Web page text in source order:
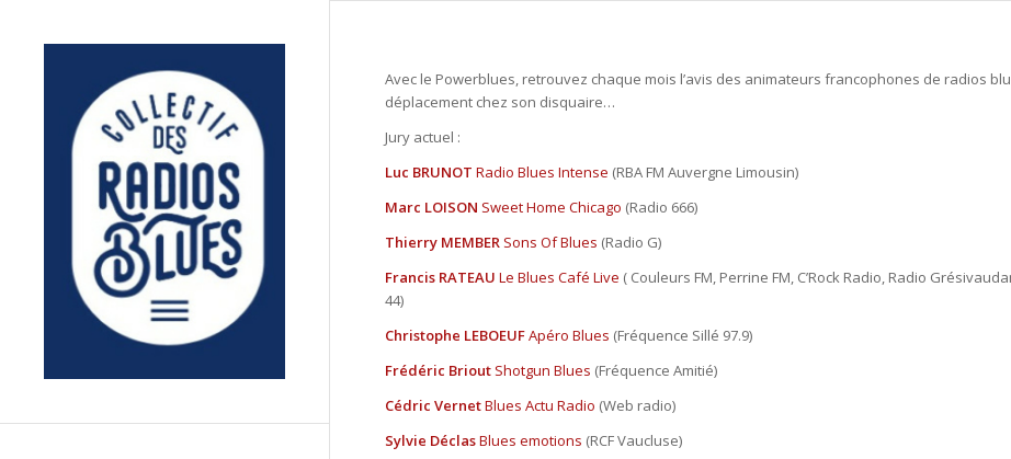
Avec le Powerblues, retrouvez chaque mois l’avis des animateurs francophones de radios
déplacement chez son disquaire…
Jury actuel :
Luc BRUNOT Radio Blues Intense (RBA FM Auvergne Limousin)
Marc LOISON Sweet Home Chicago (Radio 666)
Thierry MEMBER Sons Of Blues (Radio G)
Francis RATEAU Le Blues Café Live ( Couleurs FM, Perrine FM, C’Rock Radio, Radio
44)
Christophe LEBOEUFApéro Blues (Fréquence Sillé 97.9)
Frédéric Briout Shotgun Blues (Fréquence Amitié)
Cédric VernetBlues Actu Radio (Web radio)
Sylvie DéclasBlues emotions (RCF Vaucluse)